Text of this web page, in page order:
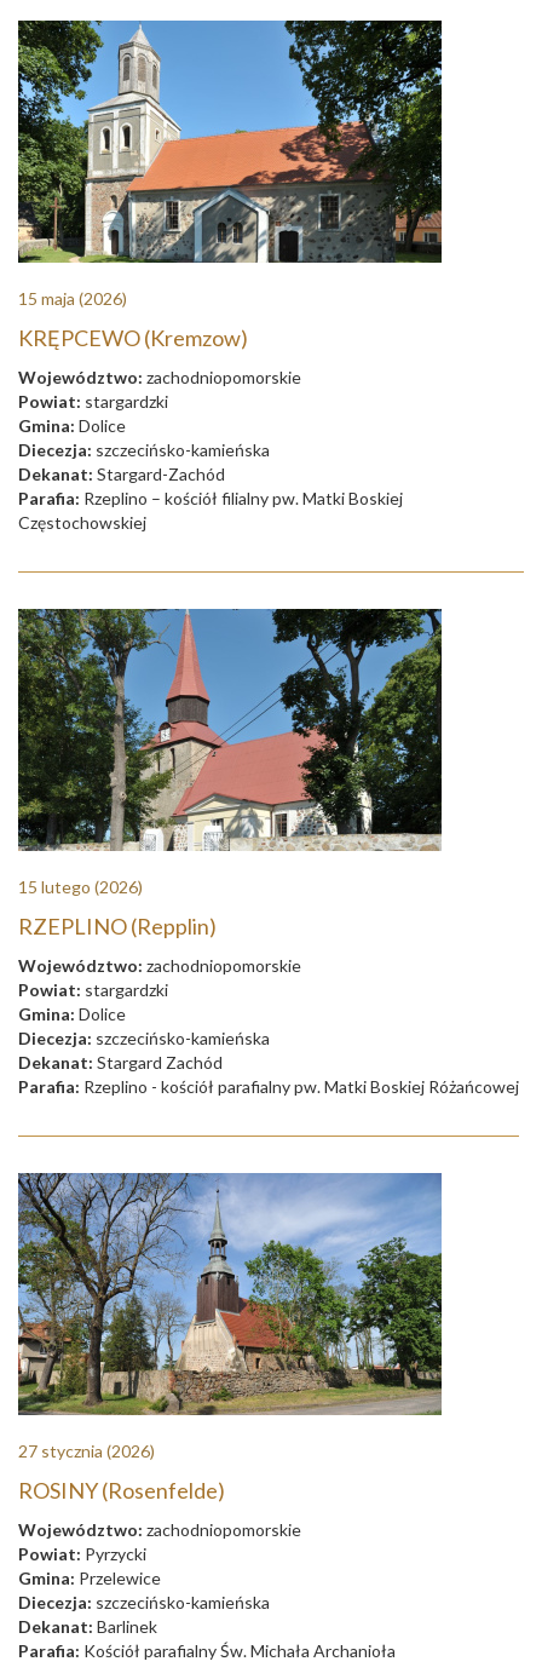
15 maja (2026)
KRĘPCEWO (Kremzow)
Województwo: zachodniopomorskie
Powiat: stargardzki
Gmina: Dolice
Diecezja: szczecińsko-kamieńska
Dekanat: Stargard-Zachód
Parafia: Rzeplino – kościół filialny pw. Matki Boskiej
Częstochowskiej
15 lutego (2026)
RZEPLINO (Repplin)
Województwo: zachodniopomorskie
Powiat: stargardzki
Gmina: Dolice
Diecezja: szczecińsko-kamieńska
Dekanat: Stargard Zachód
Parafia: Rzeplino - kościół parafialny pw. Matki Boskiej Różańcowej
27 stycznia (2026)
ROSINY (Rosenfelde)
Województwo: zachodniopomorskie
Powiat: Pyrzycki
Gmina: Przelewice
Diecezja: szczecińsko-kamieńska
Dekanat: Barlinek
Parafia: Kościół parafialny Św. Michała Archanioła